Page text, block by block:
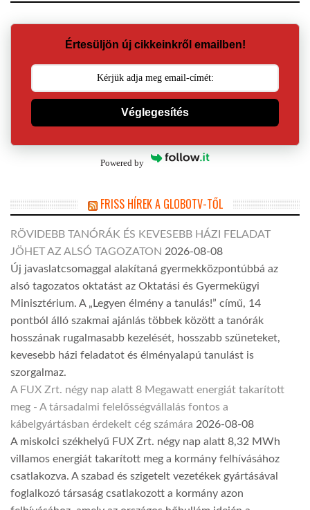
Értesüljön új cikkeinkről emailben!
Véglegesítés
Powered by
FRISS HÍREK A GLOBOTV-TŐL
RÖVIDEBB TANÓRÁK ÉS KEVESEBB HÁZI FELADAT
JÖHET AZ ALSÓ TAGOZATON 2026-08-08
Új javaslatcsomaggal alakítaná gyermekközpontúbbá az
alsó tagozatos oktatást az Oktatási és Gyermekügyi
Minisztérium. A „Legyen élmény a tanulás!” című, 14
pontból álló szakmai ajánlás többek között a tanórák
hosszának rugalmasabb kezelését, hosszabb szüneteket,
kevesebb házi feladatot és élményalapú tanulást is
szorgalmaz.
A FUX Zrt. négy nap alatt 8 Megawatt energiát takarított
meg - A társadalmi felelősségvállalás fontos a
kábelgyártásban érdekelt cég számára 2026-08-08
A miskolci székhelyű FUX Zrt. négy nap alatt 8,32 MWh
villamos energiát takarított meg a kormány felhívásához
csatlakozva. A szabad és szigetelt vezetékek gyártásával
foglalkozó társaság csatlakozott a kormány azon